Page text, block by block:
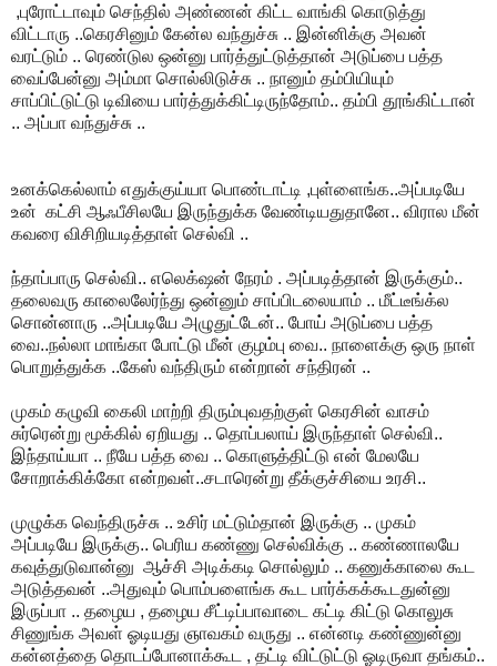
,புரோட்டாவும் செந்தில் அண்ணன் கிட்ட வாங்கி கொடுத்து
விட்டாரு ..கெரசினும் கேன்ல வந்துச்சு .. இன்னிக்கு அவன்
வரட்டும் .. ரெண்டுல ஒன்னு பார்த்துட்டுத்தான் அடுப்பை பத்த
வைப்பேன்னு அம்மா சொல்லிடுச்சு .. நானும் தம்பியியும்
சாப்பிட்டுட்டு டிவியை பார்த்துக்கிட்டிருந்தோம்.. தம்பி தூங்கிட்டான்
.. அப்பா வந்துச்சு ..
உனக்கெல்லாம் எதுக்குய்யா பொண்டாட்டி ,புள்ளைங்க..அப்படியே
உன் கட்சி ஆஃபீசிலயே இருந்துக்க வேண்டியதுதானே.. விரால மீன்
கவரை விசிறியடித்தாள் செல்வி ..
ந்தாப்பாரு செல்வி.. எலெக்‌ஷன் நேரம் . அப்படித்தான் இருக்கும்..
தலைவரு காலைலேர்ந்து ஒன்னும் சாப்பிடலையாம் .. மீட்டீங்க்ல
சொன்னாரு ..அப்படியே அழுதுட்டேன்.. போய் அடுப்பை பத்த
வை..நல்லா மாங்கா போட்டு மீன் குழம்பு வை.. நாளைக்கு ஒரு நாள்
பொறுத்துக்க ..கேஸ் வந்திரும் என்றான் சந்திரன் ..
முகம் கழுவி கைலி மாற்றி திரும்புவதற்குள் கெரசின் வாசம்
சுர்ரென்று மூக்கில் ஏறியது .. தொப்பலாய் இருந்தாள் செல்வி..
இந்தாய்யா .. நீயே பத்த வை .. கொளுத்திட்டு என் மேலயே
சோறாக்கிக்கோ என்றவள்..சடாரென்று தீக்குச்சியை உரசி..
முழுக்க வெந்திருச்சு .. உசிர் மட்டும்தான் இருக்கு .. முகம்
அப்படியே இருக்கு.. பெரிய கண்ணு செல்விக்கு .. கண்ணாலயே
கவுத்துடுவான்னு ஆச்சி அடிக்கடி சொல்லும் .. கணுக்காலை கூட
அடுத்தவன் ..அதுவும் பொம்பளைங்க கூட பார்க்கக்கூடதுன்னு
இருப்பா .. தழைய , தழைய சீட்டிப்பாவாடை கட்டி கிட்டு கொலுசு
சிணுங்க அவள் ஓடியது ஞாவகம் வருது .. என்னடி கண்ணுன்னு
கன்னத்தை தொடப்போனாக்கூட , தட்டி விட்டுட்டு ஓடிருவா தங்கம்..